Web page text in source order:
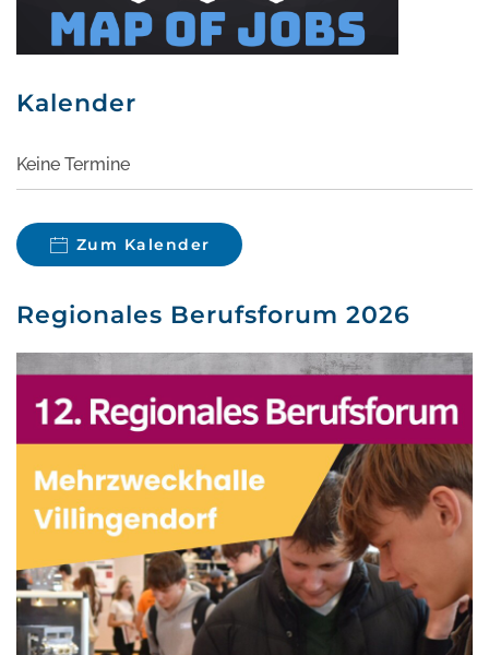
Kalender
Keine Termine
Zum Kalender
Regionales Berufsforum 2026